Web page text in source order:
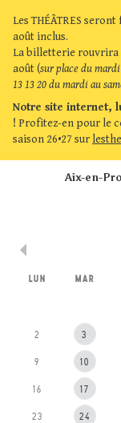
Les THÉÂTRES
août inclus.
La billetterie rouvrira
août (sur place du mardi
13 13 20 du mardi au
Notre site internet,
! Profitez-en pour le
saison 26•27 sur
Aix-en-
LUN MAR
2 3
9 10
16 17
23 24